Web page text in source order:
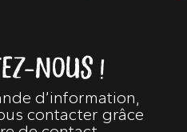
NOUS !
d’information,
contacter grâce